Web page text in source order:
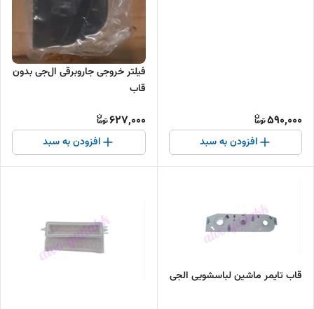
590,000
افزودن به سبد
فیلتر خروجی جاروبرقی ال‌جی بدون
قاب
627,000
افزودن به سبد
قاب تایمر ماشین لباسشویی الجی